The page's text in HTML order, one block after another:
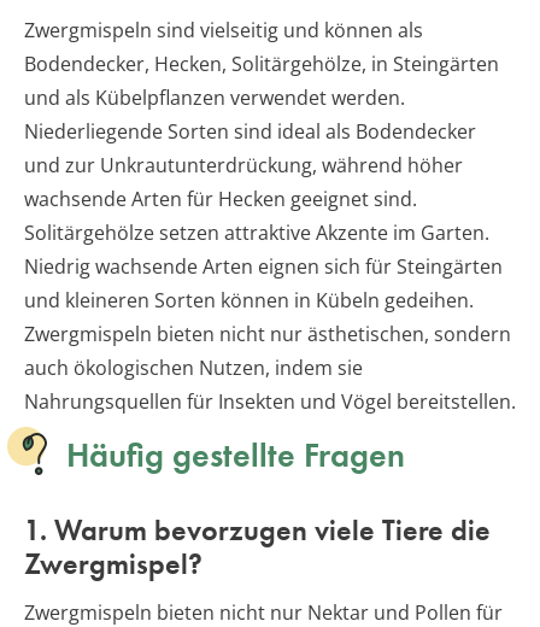
Zwergmispeln sind vielseitig und können als
Bodendecker, Hecken, Solitärgehölze, in Steingärten
und als Kübelpflanzen verwendet werden.
Niederliegende Sorten sind ideal als Bodendecker
und zur Unkrautunterdrückung, während höher
wachsende Arten für Hecken geeignet sind.
Solitärgehölze setzen attraktive Akzente im Garten.
Niedrig wachsende Arten eignen sich für Steingärten
und kleineren Sorten können in Kübeln gedeihen.
Zwergmispeln bieten nicht nur ästhetischen, sondern
auch ökologischen Nutzen, indem sie
Nahrungsquellen für Insekten und Vögel bereitstellen.
Häufig gestellte Fragen
1. Warum bevorzugen viele Tiere die
Zwergmispel?
Zwergmispeln bieten nicht nur Nektar und Pollen für